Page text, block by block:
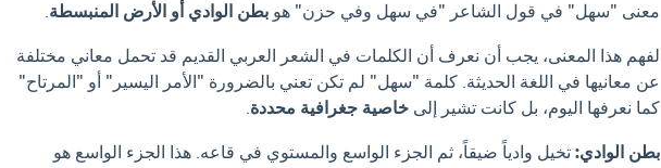
معنى "سهل" في قول الشاعر "في سهل وفي حزن" هو بطن الوادي أو الأرض المنبسطة
لفهم هذا المعنى، يجب أن نعرف أن الكلمات في الشعر العربي القديم قد تحمل معاني مختلفة
عن معانيها في اللغة الحديثة. كلمة "سهل" لم تكن تعني بالضرورة "الأمر اليسير" أو "المرتاح"
كما نعرفها اليوم، بل كانت تشير إلى خاصية جغرافية محددة
بطن الوادي: تخيل وادياً ضيقاً، ثم الجزء الواسع والمستوي في قاعه. هذا الجزء الواسع هو